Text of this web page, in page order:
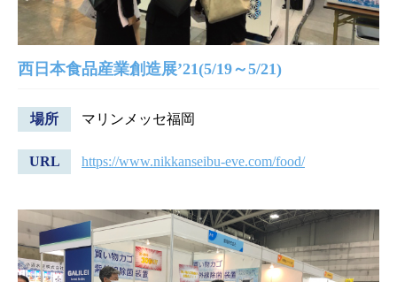
西日本食品産業創造展’21(5/19～5/21)
場所 マリンメッセ福岡
URL https://www.nikkanseibu-eve.com/food/